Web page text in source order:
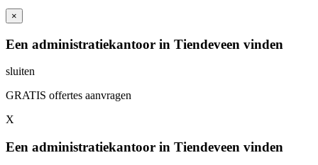
×
Een administratiekantoor in Tiendeveen vinden
sluiten
GRATIS offertes aanvragen
X
Een administratiekantoor in Tiendeveen vinden